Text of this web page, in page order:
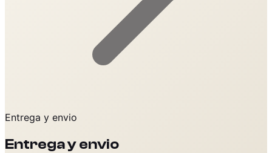
Entrega y envio
Entrega y envio